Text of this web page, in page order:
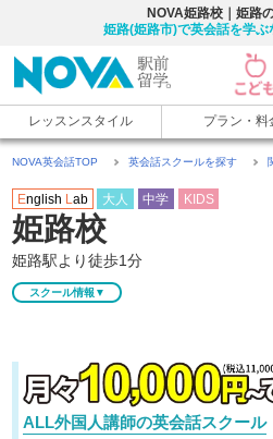
NOVA姫路校｜姫路
姫路(姫路市)で英会話を学ぶ
レッスンスタイル プラン・料
NOVA英会話TOP 英会話スクールを探す
姫路校
姫路駅より徒歩1分
English Lab 大人 中学 KIDS
スクール情報▼
ALL外国人講師の英会話スクール